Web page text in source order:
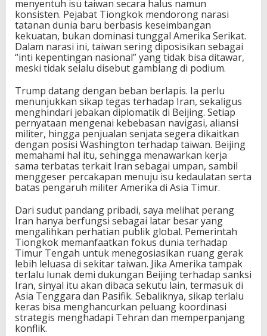
menyentuh isu taiwan secara halus namun
konsisten. Pejabat Tiongkok mendorong narasi
tatanan dunia baru berbasis keseimbangan
kekuatan, bukan dominasi tunggal Amerika Serikat.
Dalam narasi ini, taiwan sering diposisikan sebagai
“inti kepentingan nasional” yang tidak bisa ditawar,
meski tidak selalu disebut gamblang di podium.
Trump datang dengan beban berlapis. Ia perlu
menunjukkan sikap tegas terhadap Iran, sekaligus
menghindari jebakan diplomatik di Beijing. Setiap
pernyataan mengenai kebebasan navigasi, aliansi
militer, hingga penjualan senjata segera dikaitkan
dengan posisi Washington terhadap taiwan. Beijing
memahami hal itu, sehingga menawarkan kerja
sama terbatas terkait Iran sebagai umpan, sambil
menggeser percakapan menuju isu kedaulatan serta
batas pengaruh militer Amerika di Asia Timur.
Dari sudut pandang pribadi, saya melihat perang
Iran hanya berfungsi sebagai latar besar yang
mengalihkan perhatian publik global. Pemerintah
Tiongkok memanfaatkan fokus dunia terhadap
Timur Tengah untuk menegosiasikan ruang gerak
lebih leluasa di sekitar taiwan. Jika Amerika tampak
terlalu lunak demi dukungan Beijing terhadap sanksi
Iran, sinyal itu akan dibaca sekutu lain, termasuk di
Asia Tenggara dan Pasifik. Sebaliknya, sikap terlalu
keras bisa menghancurkan peluang koordinasi
strategis menghadapi Tehran dan memperpanjang
konflik.